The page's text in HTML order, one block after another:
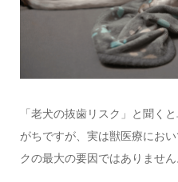
「老犬の抜歯リスク」と聞く
がちですが、実は獣医療にお
クの最大の要因ではありません